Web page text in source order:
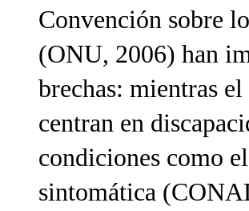
Convención sobre
(ONU, 2006) han
brechas: mientras
centran en
condiciones como
sintomática